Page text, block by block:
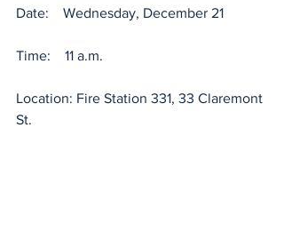
Date:    Wednesday, December 21
Time:    11 a.m.
Location: Fire Station 331, 33 Claremont
St.